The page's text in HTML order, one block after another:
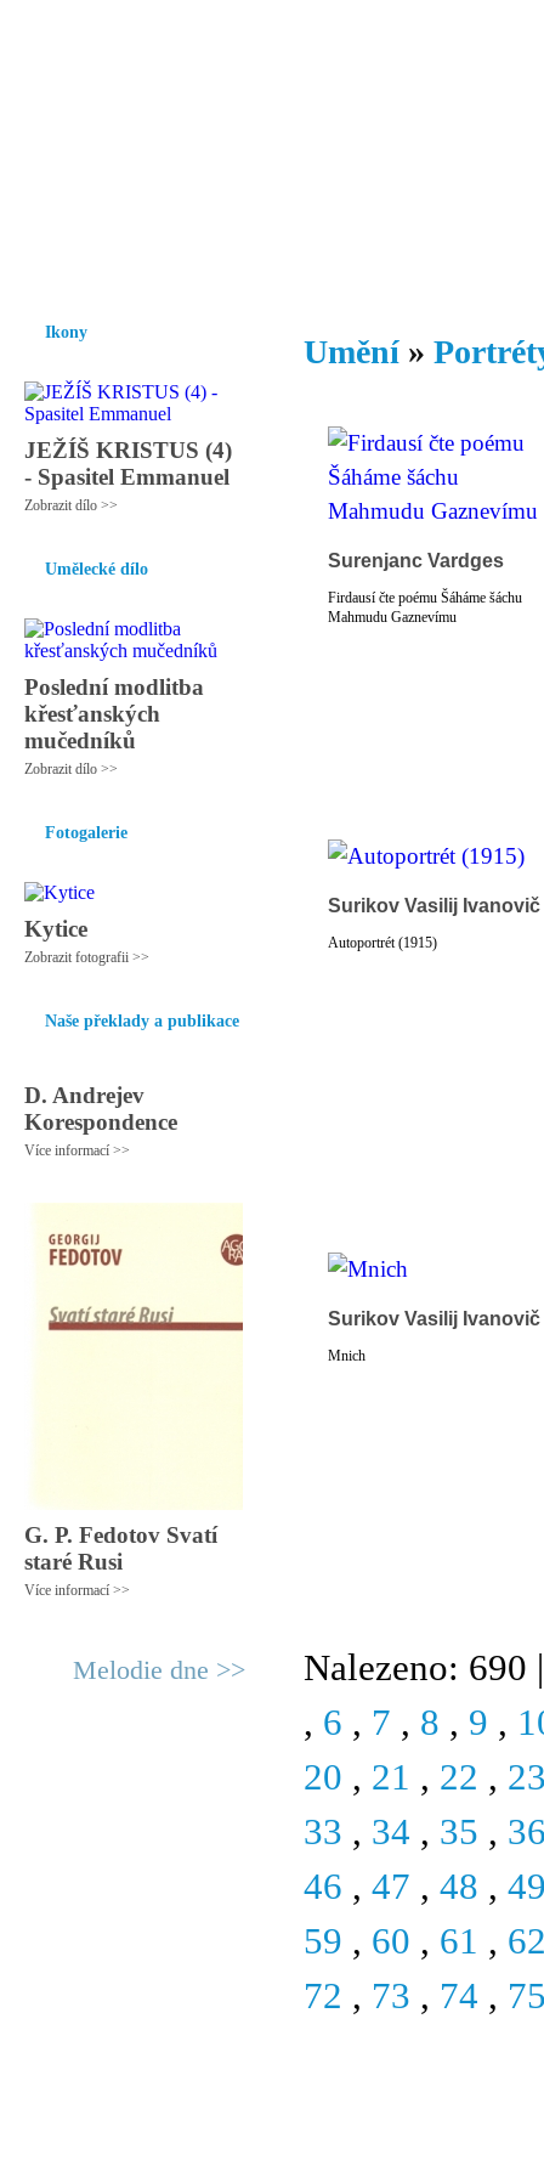
Ikony
JEŽÍŠ KRISTUS (4)
- Spasitel Emmanuel
Zobrazit dílo >>
Umělecké dílo
Poslední modlitba
křesťanských
mučedníků
Zobrazit dílo >>
Fotogalerie
Kytice
Zobrazit fotografii >>
Naše překlady a publikace
D. Andrejev
Korespondence
Více informací >>
G. P. Fedotov Svatí
staré Rusi
Více informací >>
Melodie dne >>
Umění »
Surenjanc Vardges
Firdausí čte poému Šáháme šáchu
Mahmudu Gaznevímu
Surikov Vasilij Ivanovič
Autoportrét (1915)
Surikov Vasilij Ivanovič
Mnich
Nalezeno: 690
, 6 , 7 , 8 , 9 ,
20 , 21 , 22 ,
33 , 34 , 35 ,
46 , 47 , 48 ,
59 , 60 , 61 ,
72 , 73 , 74 ,